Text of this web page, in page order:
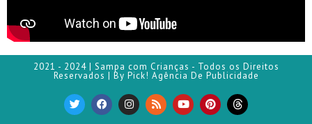
2021 - 2024 | Sampa com Crianças - Todos os Direitos
Reservados | By Pick! Agência De Publicidade